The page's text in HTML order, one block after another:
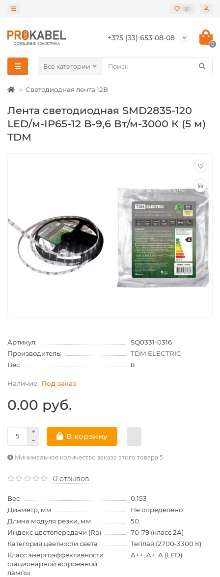
0
+375 (33) 653-08-08
0
Все категории
Светодиодная лента 12В
Лента светодиодная SMD2835-120
LED/м-IP65-12 В-9,6 Вт/м-3000 К (5 м)
TDM
Артикул:
SQ0331-0316
Производитель:
TDM ELECTRIC
Вес:
8
Под заказ
0.00 руб.
В корзину
Минимальное количество заказа этого товара 5
0 отзывов
Вес
0.153
Диаметр, мм
Не определено
Длина модуля резки, мм
50
Индекс цветопередачи (Ra)
70-79 (класс 2A)
Категория цветности света
Теплая (2700-3300 К)
Класс энергоэффективности
стационарной встроенной
лампы
A++, A+, A (LED)